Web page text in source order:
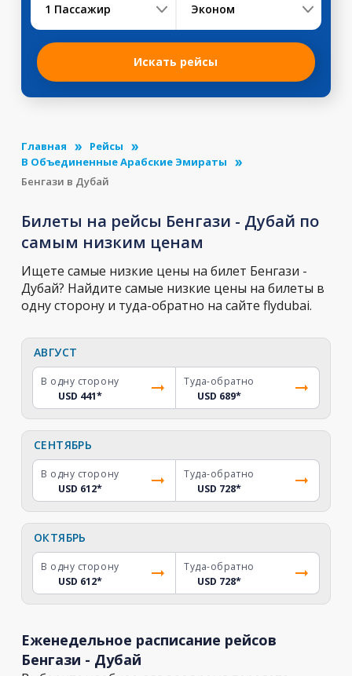
1 Пассажир Эконом
Искать рейсы
Главная
Рейсы
В Объединенные Арабские Эмираты
Бенгази в Дубай
Билеты на рейсы Бенгази - Дубай по
самым низким ценам
Ищете самые низкие цены на билет Бенгази -
Дубай? Найдите самые низкие цены на билеты в
одну сторону и туда-обратно на сайте flydubai.
АВГУСТ
В одну сторону
USD 441*
Туда-обратно
USD 689*
СЕНТЯБРЬ
В одну сторону
USD 612*
Туда-обратно
USD 728*
ОКТЯБРЬ
В одну сторону
USD 612*
Туда-обратно
USD 728*
Еженедельное расписание рейсов
Бенгази - Дубай